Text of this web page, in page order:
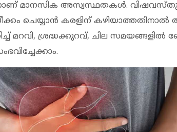
മാനസിക അസ്വസ്ഥതകള്‍.
ചെയ്യാന്‍ കരളിന്
മറവി, ശ്രദ്ധക്കുറവ്, ചില